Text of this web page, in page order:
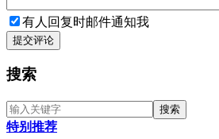
有人回复时邮件通知我
提交评论
搜索
特别推荐